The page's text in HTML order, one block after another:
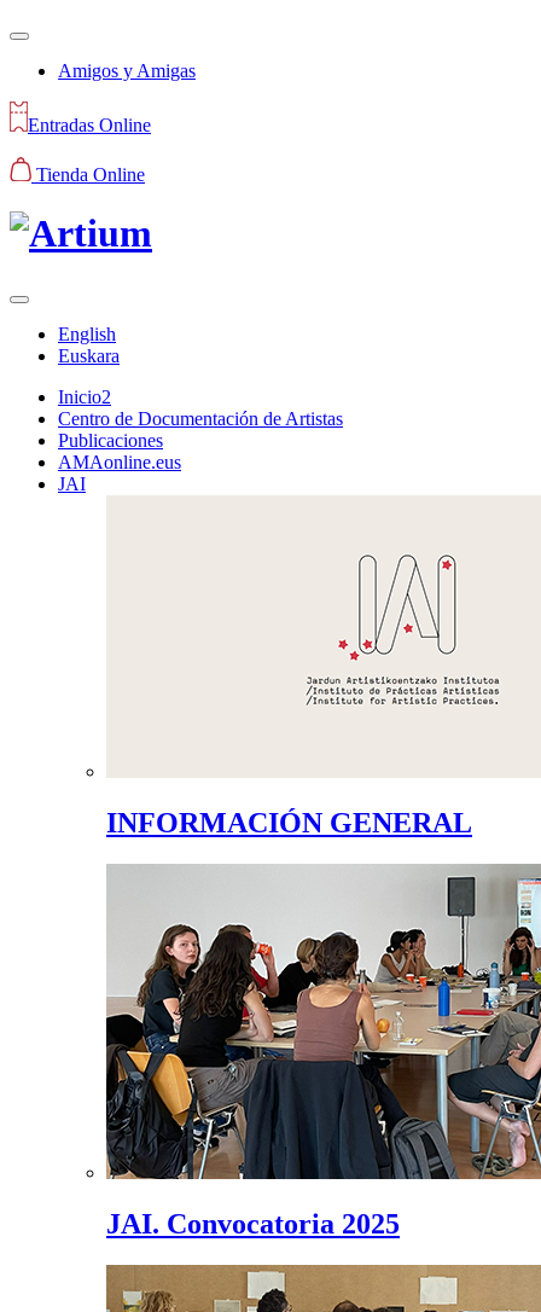
Amigos y Amigas
Entradas Online
Tienda Online
English
Euskara
Inicio2
Centro de Documentación de Artistas
Publicaciones
AMAonline.eus
JAI
INFORMACIÓN GENERAL
JAI. Convocatoria 2025